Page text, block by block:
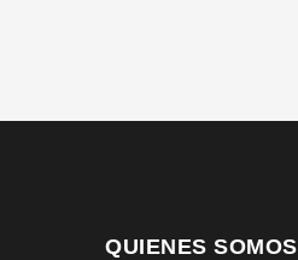
QUIENES SOMOS